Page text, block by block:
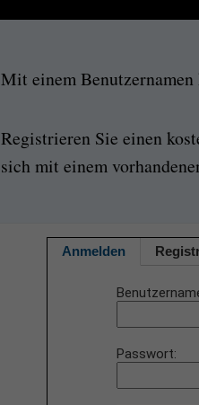
Mit einem
Registrieren Sie einen
sich mit einem
Anmelden
Passwort